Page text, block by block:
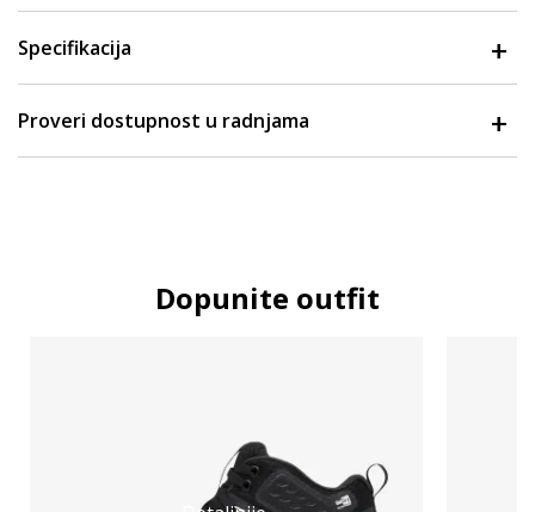
Specifikacija
Proveri dostupnost u radnjama
Dopunite outfit